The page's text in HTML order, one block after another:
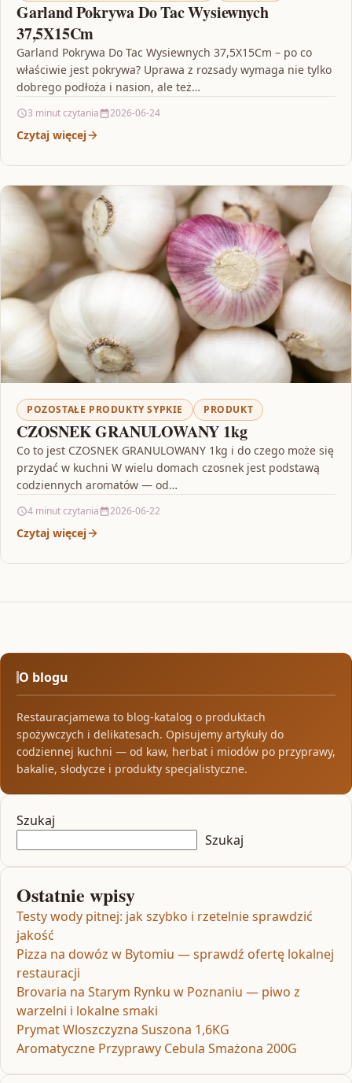
Garland Pokrywa Do Tac Wysiewnych
37,5X15Cm
Garland Pokrywa Do Tac Wysiewnych 37,5X15Cm – po co
właściwie jest pokrywa? Uprawa z rozsady wymaga nie tylko
dobrego podłoża i nasion, ale też…
3 minut czytania 2026-06-24
Czytaj więcej
POZOSTAŁE PRODUKTY SYPKIE PRODUKT
CZOSNEK GRANULOWANY 1kg
Co to jest CZOSNEK GRANULOWANY 1kg i do czego może się
przydać w kuchni W wielu domach czosnek jest podstawą
codziennych aromatów — od…
4 minut czytania 2026-06-22
Czytaj więcej
O blogu
Restauracjamewa to blog-katalog o produktach
spożywczych i delikatesach. Opisujemy artykuły do
codziennej kuchni — od kaw, herbat i miodów po przyprawy,
bakalie, słodycze i produkty specjalistyczne.
Szukaj
Szukaj
Ostatnie wpisy
Testy wody pitnej: jak szybko i rzetelnie sprawdzić
jakość
Pizza na dowóz w Bytomiu — sprawdź ofertę lokalnej
restauracji
Brovaria na Starym Rynku w Poznaniu — piwo z
warzelni i lokalne smaki
Prymat Wloszczyzna Suszona 1,6KG
Aromatyczne Przyprawy Cebula Smażona 200G